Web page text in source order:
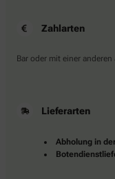
Zahlarten
Bar oder mit einer
Lieferarten
Abholung in